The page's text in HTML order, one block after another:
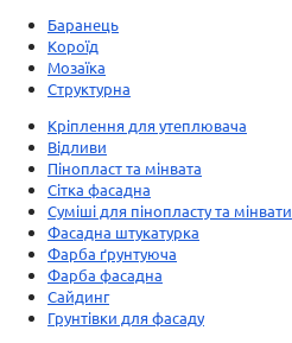
Баранець
Короїд
Мозаїка
Структурна
Кріплення для утеплювача
Відливи
Пінопласт та мінвата
Сітка фасадна
Суміші для пінопласту та мінвати
Фасадна штукатурка
Фарба ґрунтуюча
Фарба фасадна
Сайдинг
Грунтівки для фасаду